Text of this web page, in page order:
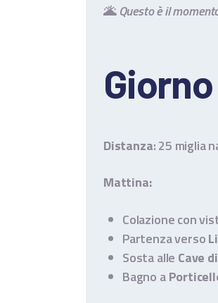
🌋Questo è il
Distanza: 25 miglia
Mattina:
Colazione con
Partenza verso
Sosta alle Cave
Bagno a